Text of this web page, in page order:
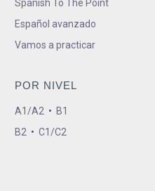
Spanish To The Point
Español avanzado
Vamos a practicar
POR NIVEL
A1/A2 • B1
B2 • C1/C2